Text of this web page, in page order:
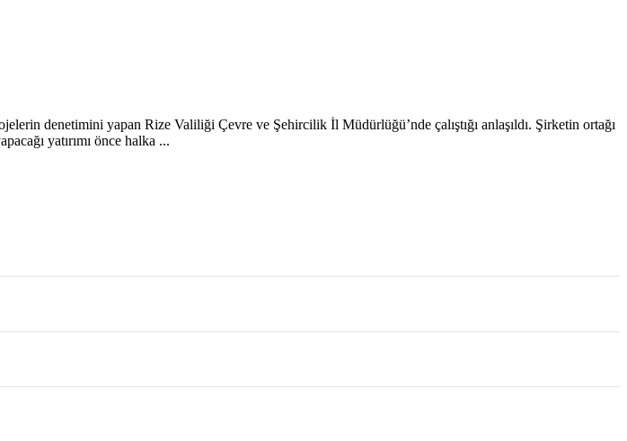
denetimini yapan Rize Valiliği Çevre ve Şehircilik İl Müdürlüğü’nde çalıştığı anlaşıldı. Şirketin ortağı
yatırımı önce halka ...